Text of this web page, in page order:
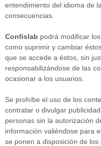
entendimiento del idioma de
consecuencias.
Confislab podrá modificar
como suprimir y cambiar
que se accede a éstos, sin
responsabilizándose de las
ocasionar a los usuarios.
Se prohíbe el uso de los
contratar o divulgar
personas sin la autorización
información valiéndose para
se ponen a disposición de